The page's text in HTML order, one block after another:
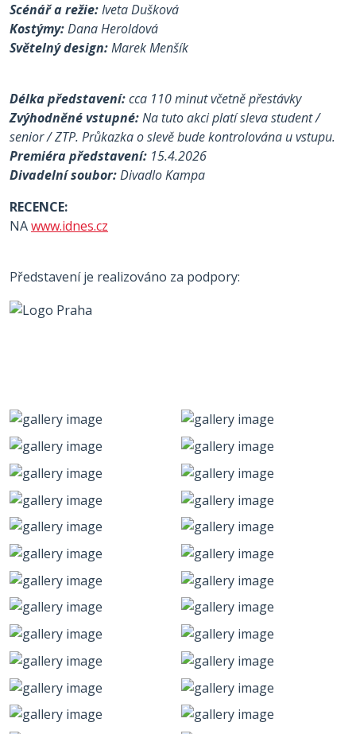
Scénář a režie:Iveta Dušková
Kostýmy:Dana Heroldová
Světelný design:Marek Menšík
Délka představení:cca 110 minut včetně přestávky
Zvýhodněné vstupné:Na tuto akci platí sleva student /
senior / ZTP. Průkazka o slevě bude kontrolována u vstupu.
Premiéra představení: 15.4.2026
Divadelní soubor:Divadlo Kampa
RECENCE:
NAwww.idnes.cz
Představení je realizováno za podpory: